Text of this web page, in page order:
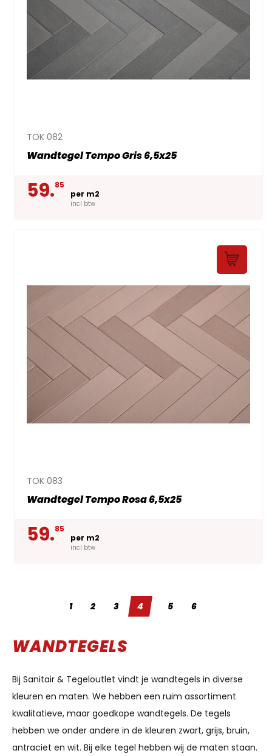
TOK 082
Wandtegel Tempo Gris 6,5x25
59.85
per m2
incl btw
TOK 083
Wandtegel Tempo Rosa 6,5x25
59.85
per m2
incl btw
1 2 3 4 5 6
WANDTEGELS
Bij Sanitair & Tegeloutlet vindt je wandtegels in diverse
kleuren en maten. We hebben een ruim assortiment
kwalitatieve, maar goedkope wandtegels. De tegels
hebben we onder andere in de kleuren zwart, grijs, bruin,
antraciet en wit. Bij elke tegel hebben wij de maten staan.